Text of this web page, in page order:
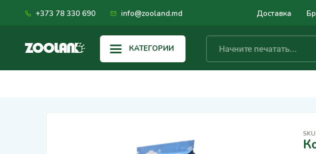
+373 78 330 690 info@zooland.md Доставка
КАТЕГОРИИ
SKU: